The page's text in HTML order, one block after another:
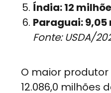
Índia: 12
Paraguai: 9,05
Fonte: USDA/
O maior
12.086,0